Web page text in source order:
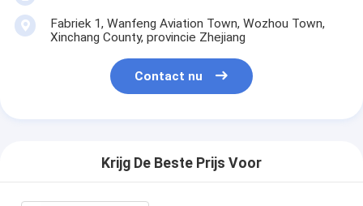
Fabriek 1, Wanfeng Aviation Town, Wozhou Town,
Xinchang County, provincie Zhejiang
Contact nu
Krijg De Beste Prijs Voor